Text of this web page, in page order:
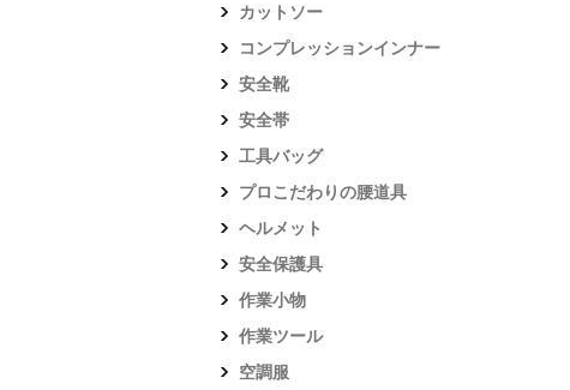
カットソー
コンプレッションインナー
安全靴
安全帯
工具バッグ
プロこだわりの腰道具
ヘルメット
安全保護具
作業小物
作業ツール
空調服